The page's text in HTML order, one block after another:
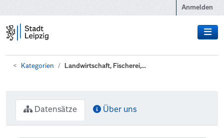
Anmelden
Kategorien Landwirtschaft, Fischerei,...
Datensätze Über uns